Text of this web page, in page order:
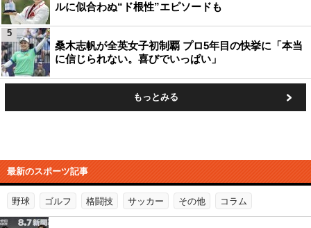
ルに似合わぬ“ド根性”エピソードも
桑木志帆が全英女子初制覇 プロ5年目の快挙に「本当
に信じられない。喜びでいっぱい」
5
もっとみる
最新のスポーツ記事
野球 ゴルフ 格闘技 サッカー その他 コラム